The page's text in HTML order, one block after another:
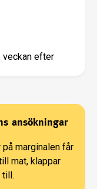
veckan efter
ansökningar
marginalen får
mat, klappar
till.